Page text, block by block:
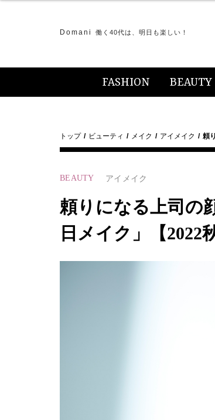
Domani 働く40代は、明日も楽しい！
FASHION BEAUTY
トップ ビューティ メイク アイメイク 頼
BEAUTY アイメイク
頼りになる上司の
日メイク」【2022